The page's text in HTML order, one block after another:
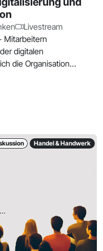
Livestream
Mitarbeitern
digitalen
die Organisation
Handel & Handwerk